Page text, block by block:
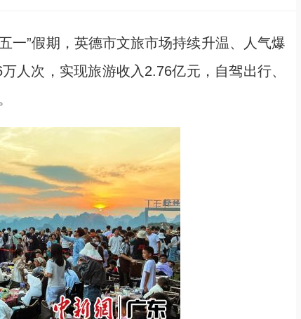
”假期，英德市文旅市场持续升温、人气爆
人次，实现旅游收入2.76亿元，自驾出行、